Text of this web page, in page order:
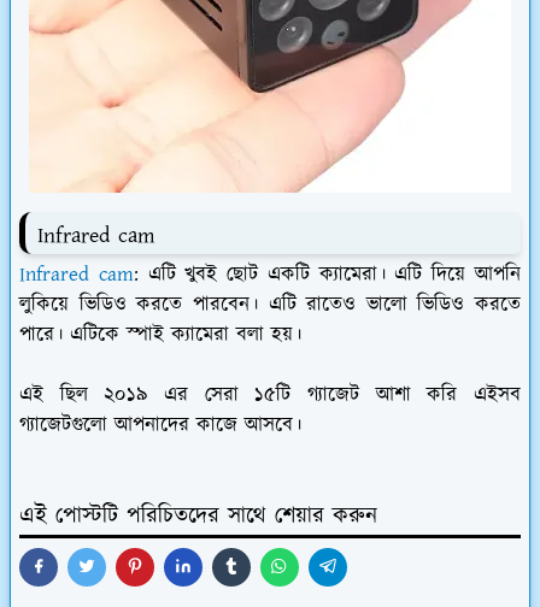
Infrared cam
Infrared cam: এটি খুবই ছোট একটি ক্যামেরা। এটি দিয়ে আপনি
লুকিয়ে ভিডিও করতে পারবেন। এটি রাতেও ভালো ভিডিও করতে
পারে। এটিকে স্পাই ক্যামেরা বলা হয়।
এই ছিল ২০১৯ এর সেরা ১৫টি গ্যাজেট আশা করি এইসব
গ্যাজেটগুলো আপনাদের কাজে আসবে।
এই পোস্টটি পরিচিতদের সাথে শেয়ার করুন